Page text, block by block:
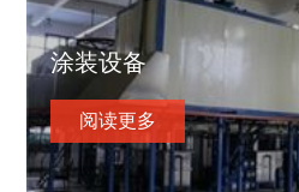
涂装设备
阅读更多